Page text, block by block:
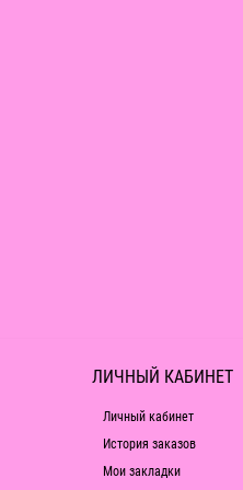
ЛИЧНЫЙ КАБИНЕТ
Личный кабинет
История заказов
Мои закладки